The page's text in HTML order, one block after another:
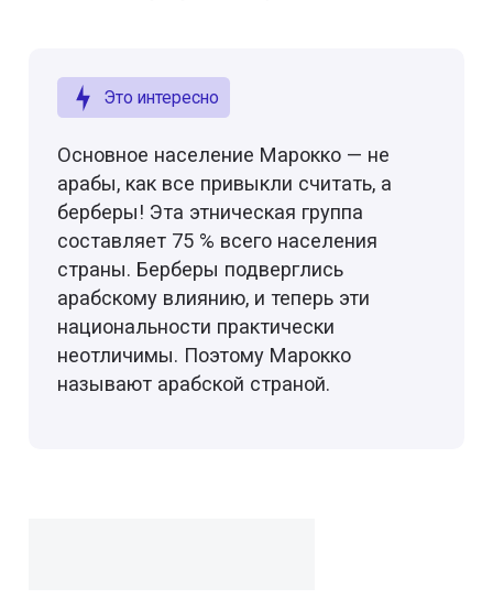
Это интересно
Основное население Марокко — не
арабы, как все привыкли считать, а
берберы! Эта этническая группа
составляет 75 % всего населения
страны. Берберы подверглись
арабскому влиянию, и теперь эти
национальности практически
неотличимы. Поэтому Марокко
называют арабской страной.